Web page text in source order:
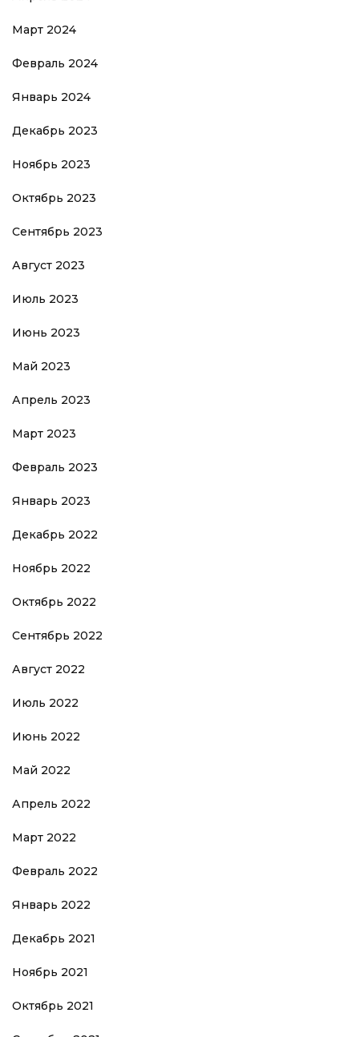
Март 2024
Февраль 2024
Январь 2024
Декабрь 2023
Ноябрь 2023
Октябрь 2023
Сентябрь 2023
Август 2023
Июль 2023
Июнь 2023
Май 2023
Апрель 2023
Март 2023
Февраль 2023
Январь 2023
Декабрь 2022
Ноябрь 2022
Октябрь 2022
Сентябрь 2022
Август 2022
Июль 2022
Июнь 2022
Май 2022
Апрель 2022
Март 2022
Февраль 2022
Январь 2022
Декабрь 2021
Ноябрь 2021
Октябрь 2021